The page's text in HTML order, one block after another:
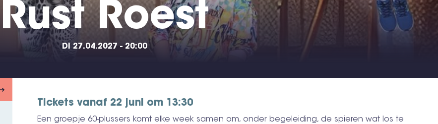
Rust Roest
DI 27.04.2027 - 20:00
Tickets vanaf 22 juni om 13:30
Een groepje 60-plussers komt elke week samen om, onder begeleiding, de spieren wat los te